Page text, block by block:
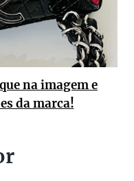
na imagem e
da marca!